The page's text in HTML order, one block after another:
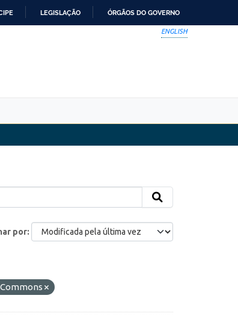
LEGISLAÇÃO ÓRGÃOS DO GOVERNO
ENGLISH
por